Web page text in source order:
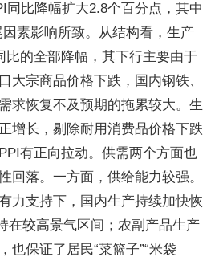
同比降幅扩大2.8个百分点，其中
素影响所致。从结构看，生产
比的全部降幅，其下行主要由于
大宗商品价格下跌，国内钢铁、
求恢复不及预期的拖累较大。生
增长，剔除耐用消费品价格下跌
有正向拉动。供需两个方面也
回落。一方面，供给能力较强。
力支持下，国内生产持续加快恢
在较高景气区间；农副产品生产
也保证了居民“菜篮子”“米袋